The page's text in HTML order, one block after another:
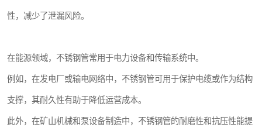
性，减少了泄漏风险。
在能源领域，不锈钢管常用于电力设备和传输系统中。
例如，在发电厂或输电网络中，不锈钢管可用于保护电缆或作为结构
支撑，其耐久性有助于降低运营成本。
此外，在矿山机械和泵设备制造中，不锈钢管的耐磨性和抗压性能提